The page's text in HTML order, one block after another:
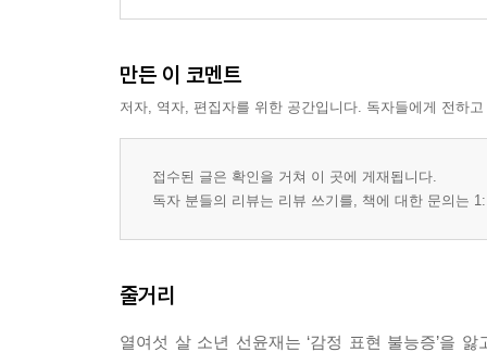
만든 이 코멘트
저자, 역자, 편집자를 위한 공간입니다. 독자들에게 전하
접수된 글은 확인을 거쳐 이 곳에 게재됩니다.
독자 분들의 리뷰는 리뷰 쓰기를, 책에 대한 문의는
줄거리
열여섯 살 소년 선윤재는 ‘감정 표현 불능증’을